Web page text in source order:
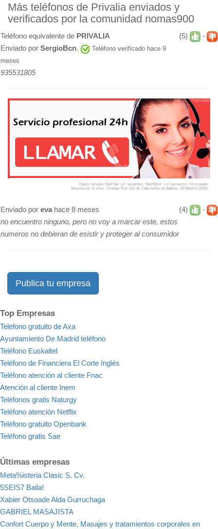
Más teléfonos de Privalia enviados y
verificados por la comunidad nomas900
(5) -
Teléfono equivalente de PRIVALIA
Enviado por SergioBcn.
Teléfono verificado hace 9
meses
935531805
(4) -
Enviado por evahace 8 meses
no encuentro ninguno, pero no voy a marcar este, estos
numeros no debieran de esistir y proteger al consumidor
Publica tu empresa
Top Empresas
Teléfono gratuito de Axa
Ayuntamiento De Madrid teléfono
Teléfono Euskaltel
Teléfono de Financiera El Corte Inglés
Teléfono atención al cliente Fnac
Atención al cliente Inem
Teléfonos gratis Naturgy
Teléfono atención Netflix
Teléfono gratuito Openbank
Teléfono gratis Sae
Últimas empresas
Meta%isteria Clasic S. Cv.
5SEIS7 Baila!
Xabier Otsoade Alda Gurruchaga
GABRIEL MASAJISTA
Confort Cuerpo y Mente, Masajes y tratamientos corporales en